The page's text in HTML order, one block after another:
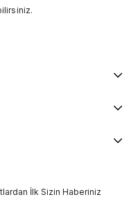
İlk Sizin Haberiniz